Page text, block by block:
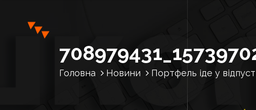
Головна Новини Портфель іде у